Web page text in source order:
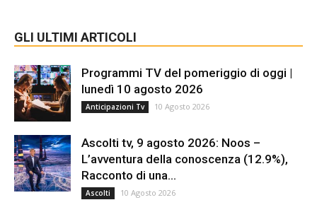
GLI ULTIMI ARTICOLI
Programmi TV del pomeriggio di oggi |
lunedì 10 agosto 2026
Anticipazioni Tv 10 Agosto 2026
Ascolti tv, 9 agosto 2026: Noos –
L’avventura della conoscenza (12.9%),
Racconto di una...
Ascolti 10 Agosto 2026